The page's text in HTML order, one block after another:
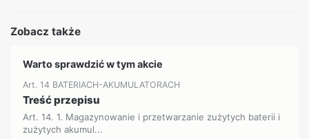
Zobacz także
Warto sprawdzić w tym akcie
Art. 14 BATERIACH-AKUMULATORACH
Treść przepisu
Art. 14. 1. Magazynowanie i przetwarzanie zużytych baterii i
zużytych akumul...